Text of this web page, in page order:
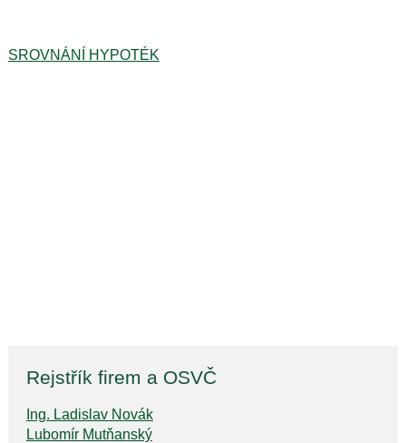
SROVNÁNÍ HYPOTÉK
Rejstřík firem a OSVČ
Ing. Ladislav Novák
Lubomír Mutňanský